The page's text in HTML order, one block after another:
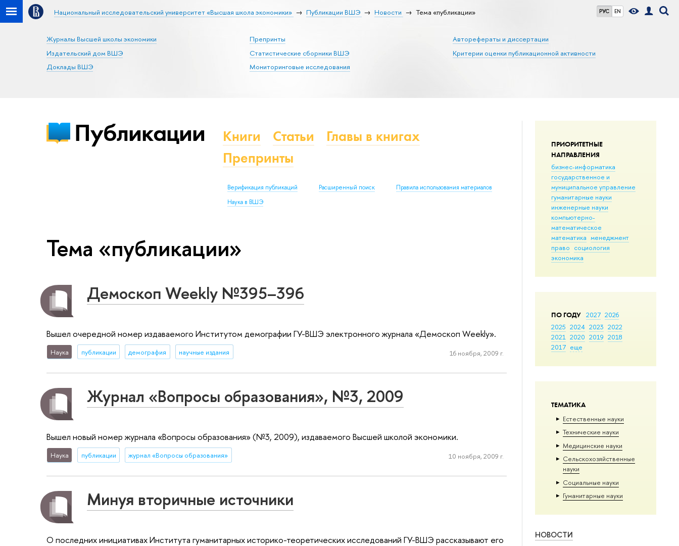
РУС EN
Национальный исследовательский университет «Высшая школа экономики» Публикации ВШЭ Новости Тема «публикации»
Журналы Высшей школы экономики
Издательский дом ВШЭ
Доклады ВШЭ
Препринты
Статистические сборники ВШЭ
Мониторинговые исследования
Авторефераты и диссертации
Критерии оценки публикационной активности
ПРИОРИТЕТНЫЕ
НАПРАВЛЕНИЯ
бизнес-информатика
государственное и
муниципальное управление
гуманитарные науки
инженерные науки
компьютерно-
математическое
математика менеджмент
право социология
экономика
ПО ГОДУ 2027 2026
2025 2024 2023 2022
2021 2020 2019 2018
2017 еще
ТЕМАТИКА
Естественные науки
Тех­ничес­кие науки
Медицинские науки
Сельскохозяйственные
науки
Социальные науки
Гуманитарные науки
НОВОСТИ
Публикации Книги Статьи
Главы в книгах
Препринты
Верификация публикаций Расширенный поиск
Правила использования материалов
Наука в ВШЭ
Тема «публикации»
Демоскоп Weekly №395–396
Вышел очередной номер издаваемого Институтом демографии ГУ-ВШЭ электронного журнала «Демоскоп Weekly».
Наука публикации демография научные издания 16 ноября, 2009 г.
Журнал «Вопросы образования», №3, 2009
Вышел новый номер журнала «Вопросы образования» (№3, 2009), издаваемого Высшей школой экономики.
Наука публикации журнал «Вопросы образования» 10 ноября, 2009 г.
Минуя вторичные источники
О последних инициативах Института гуманитарных историко-теоретических исследований ГУ-ВШЭ рассказывают его